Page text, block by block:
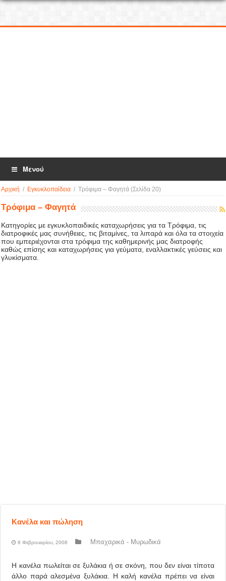
Μενού
Αρχική / Εγκυκλοπαίδεια / Τρόφιμα – Φαγητά (Σελίδα 20)
Τρόφιμα – Φαγητά
Κατηγορίες με εγκυκλοπαιδικές καταχωρήσεις για τα Τρόφιμα, τις
διατροφικές μας συνήθειες, τις βιταμίνες, τα λιπαρά και όλα τα στοιχεία
που εμπεριέχονται στα τρόφιμα της καθημερινής μας διατροφής
καθώς επίσης και καταχωρήσεις για γεύματα, εναλλακτικές γεύσεις και
γλυκίσματα.
Κανέλα και πώληση
8 Φεβρουαρίου, 2008 Μπαχαρικά - Μυρωδικά
Η κανέλα πωλείται σε ξυλάκια ή σε σκόνη, που δεν είναι τίποτα
άλλο παρά αλεσμένα ξυλάκια. Η καλή κανέλα πρέπει να είναι